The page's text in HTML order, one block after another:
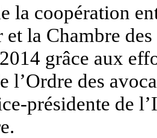
la coopération
la Chambre
grâce aux
l’Ordre des
présidente de